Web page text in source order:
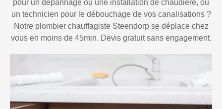
pour un dépannage ou une installation de chaudière, ou
un technicien pour le débouchage de vos canalisations ?
Notre plombier chauffagiste Steendorp se déplace chez
vous en moins de 45min. Devis gratuit sans engagement.